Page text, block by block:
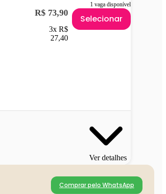
1 vaga disponível
R$ 73,90
3x R$
27,40
Selecionar
Ver detalhes
Comprar pelo WhatsApp